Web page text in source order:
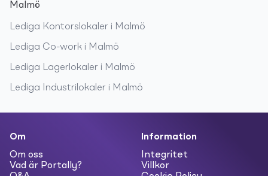
Malmö
Lediga Kontorslokaler i Malmö
Lediga Co-work i Malmö
Lediga Lagerlokaler i Malmö
Lediga Industrilokaler i Malmö
Om
Om oss
Vad är Portally?
Information
Integritet
Villkor